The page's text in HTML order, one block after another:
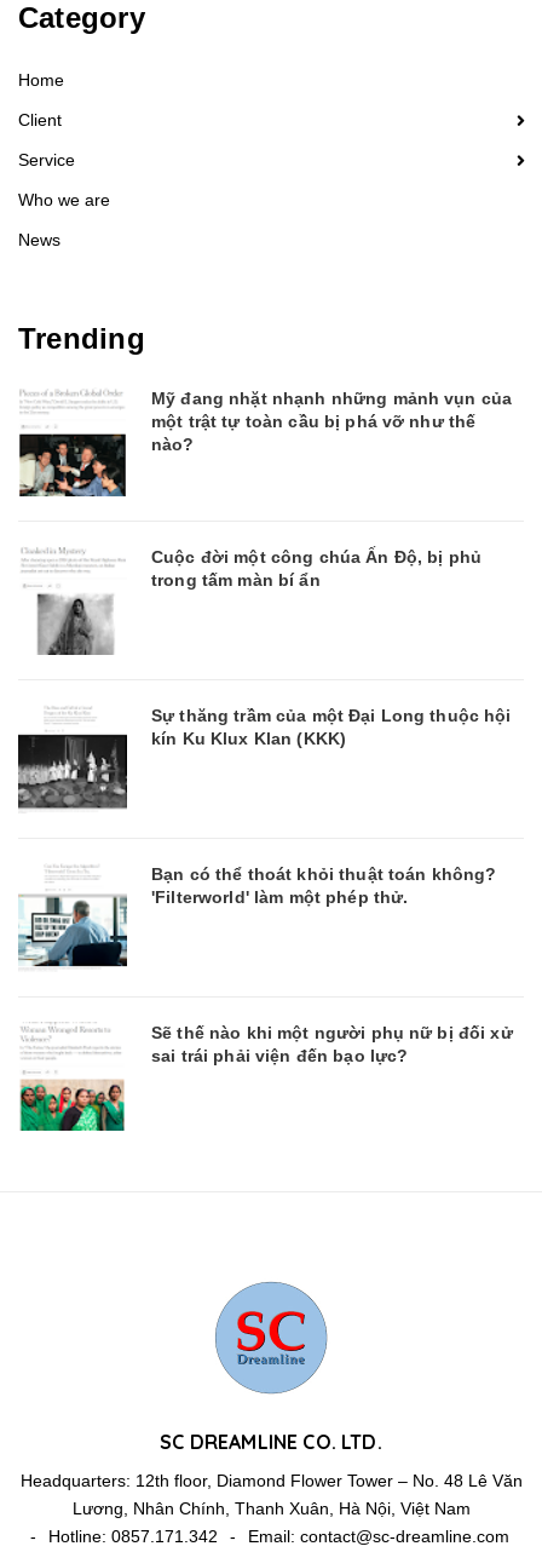
Category
Home
Client
Service
Who we are
News
Trending
Mỹ đang nhặt nhạnh những mảnh vụn của
một trật tự toàn cầu bị phá vỡ như thế
nào?
Cuộc đời một công chúa Ấn Độ, bị phủ
trong tấm màn bí ẩn
Sự thăng trầm của một Đại Long thuộc hội
kín Ku Klux Klan (KKK)
Bạn có thể thoát khỏi thuật toán không?
'Filterworld' làm một phép thử.
Sẽ thế nào khi một người phụ nữ bị đối xử
sai trái phải viện đến bạo lực?
SC DREAMLINE CO. LTD.
Headquarters: 12th floor, Diamond Flower Tower – No. 48 Lê Văn
Lương, Nhân Chính, Thanh Xuân, Hà Nội, Việt Nam
-
Hotline: 0857.171.342 - Email: contact@sc-dreamline.com